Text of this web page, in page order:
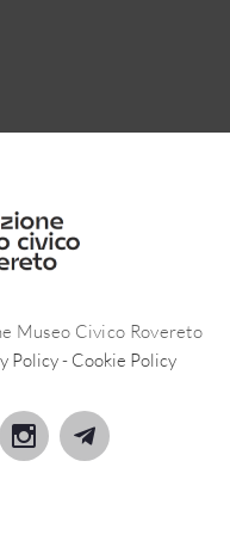
Museo Civico Rovereto
Policy- Cookie Policy